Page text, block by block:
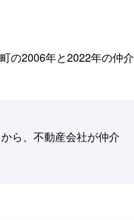
の2006年と2022年の仲介
から、不動産会社が仲介